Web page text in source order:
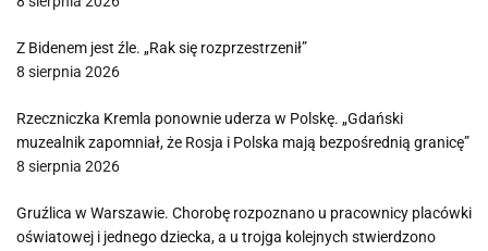
Z Bidenem jest źle. „Rak się rozprzestrzenił”
8 sierpnia 2026
Rzeczniczka Kremla ponownie uderza w Polskę. „Gdański
muzealnik zapomniał, że Rosja i Polska mają bezpośrednią granicę”
8 sierpnia 2026
Gruźlica w Warszawie. Chorobę rozpoznano u pracownicy placówki
oświatowej i jednego dziecka, a u trojga kolejnych stwierdzono